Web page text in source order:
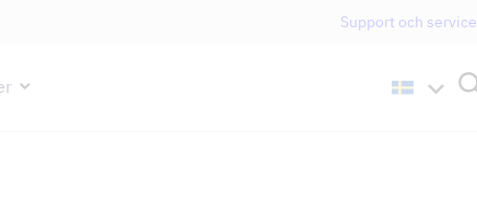
Storköksverksamheten håller öppet som vanligt.Support och service